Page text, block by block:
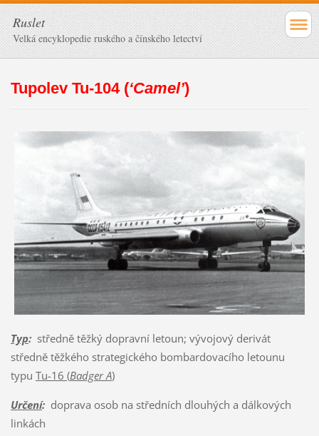
Ruslet
Velká encyklopedie ruského a čínského letectví
Tupolev Tu-104 (‘Camel’)
Typ:středně těžký dopravní letoun; vývojový derivát
středně těžkého strategického bombardovacího letounu
typu Tu-16 (Badger A)
Určení:doprava osob na středních dlouhých a dálkových
linkách